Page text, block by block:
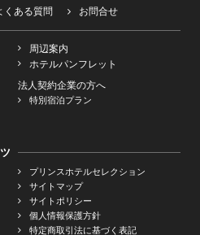
くある質問 お問合せ
周辺案内
ホテルパンフレット
法人契約企業の方へ
特別宿泊プラン
プリンスホテルセレクション
サイトマップ
サイトポリシー
個人情報保護方針
特定商取引法に基づく表記